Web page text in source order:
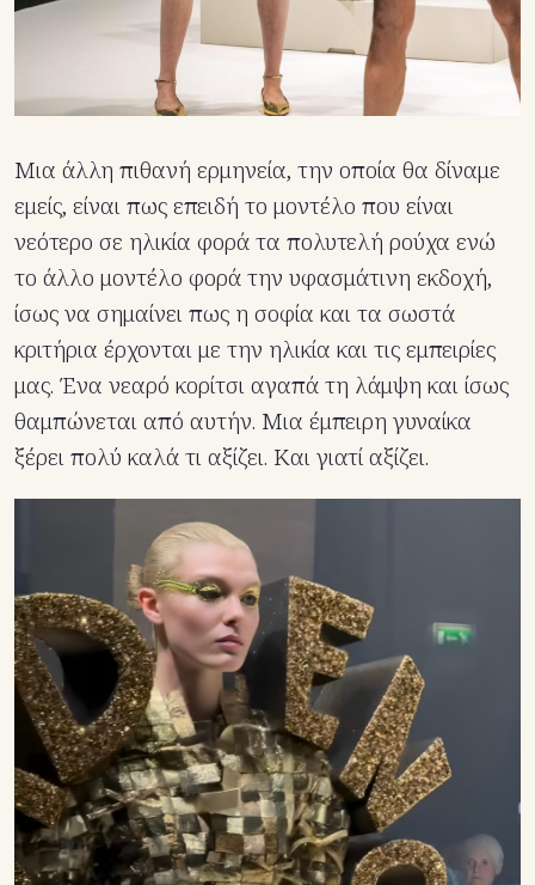
Μια άλλη πιθανή ερμηνεία, την οποία θα δίναμε
εμείς, είναι πως επειδή το μοντέλο που είναι
νεότερο σε ηλικία φορά τα πολυτελή ρούχα ενώ
το άλλο μοντέλο φορά την υφασμάτινη εκδοχή,
ίσως να σημαίνει πως η σοφία και τα σωστά
κριτήρια έρχονται με την ηλικία και τις εμπειρίες
μας. Ένα νεαρό κορίτσι αγαπά τη λάμψη και ίσως
θαμπώνεται από αυτήν. Μια έμπειρη γυναίκα
ξέρει πολύ καλά τι αξίζει. Και γιατί αξίζει.